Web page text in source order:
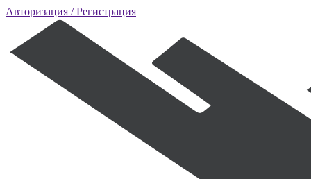
Авторизация / Регистрация